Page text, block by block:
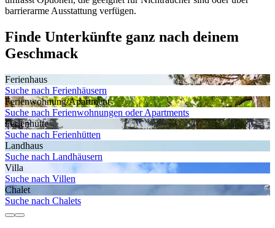
barrierarme Ausstattung verfügen.
Finde Unterkünfte ganz nach deinem
Geschmack
Ferienhaus
Suche nach Ferienhäusern
Ferienwohnung/Apartment
Suche nach Ferienwohnungen oder Apartments
Ferienhütte
Suche nach Ferienhütten
Landhaus
Suche nach Landhäusern
Villa
Suche nach Villen
Chalet
Suche nach Chalets